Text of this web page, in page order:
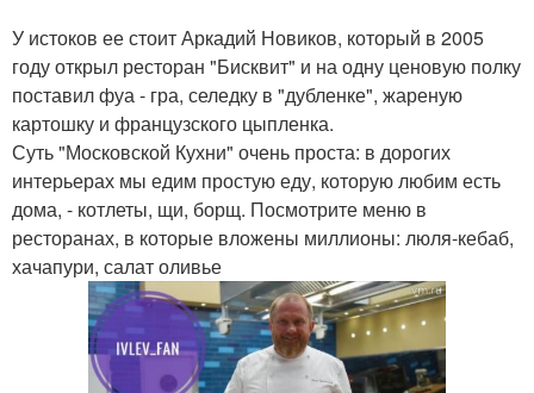
У истоков ее стоит Аркадий Новиков, который в 2005
году открыл ресторан "Бисквит" и на одну ценовую полку
поставил фуа - гра, селедку в "дубленке", жареную
картошку и французского цыпленка.
Суть "Московской Кухни" очень проста: в дорогих
интерьерах мы едим простую еду, которую любим есть
дома, - котлеты, щи, борщ. Посмотрите меню в
ресторанах, в которые вложены миллионы: люля-кебаб,
хачапури, салат оливье